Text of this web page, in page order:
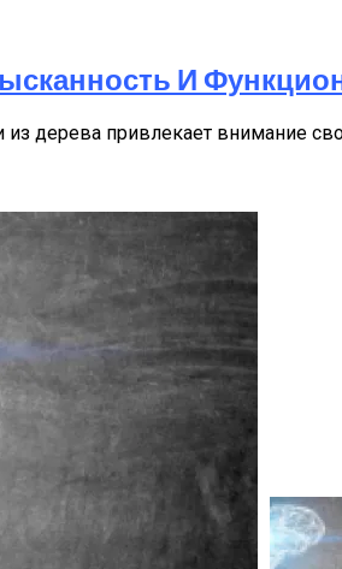
И
дерева привлекает внимание